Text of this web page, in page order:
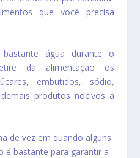
que você precisa
água durante o
da alimentação os
embutidos, sódio,
produtos nocivos a
de vez em quando alguns
é bastante para garantir a